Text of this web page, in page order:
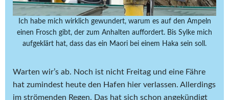
Ich habe mich wirklich gewundert, warum es auf den Ampeln
einen Frosch gibt, der zum Anhalten auffordert. Bis Sylke mich
aufgeklärt hat, dass das ein Maori bei einem Haka sein soll.
Warten wir’s ab. Noch ist nicht Freitag und eine Fähre
hat zumindest heute den Hafen hier verlassen. Allerdings
im strömenden Regen. Das hat sich schon angekündigt